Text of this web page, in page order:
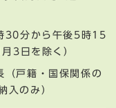
30分から午後5時15
3日を除く）
（戸籍・国保関係の
入のみ）